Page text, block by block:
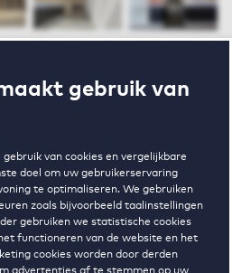
gebruik van
van cookies en vergelijkbare
doel om uw gebruikerservaring
te optimaliseren. We gebruiken
zoals bijvoorbeeld taalinstellingen
gebruiken we statistische cookies
functioneren van de website en het
cookies worden door derden